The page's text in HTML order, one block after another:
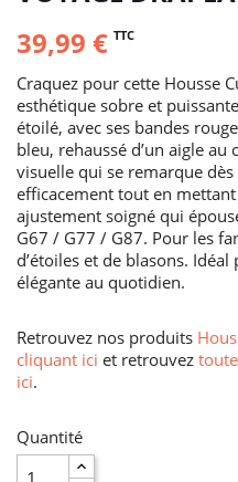
39,99 € TTC
Craquez pour cette Housse
esthétique sobre et
étoilé, avec ses bandes
bleu, rehaussé d’un aigle
visuelle qui se remarque
efficacement tout en
ajustement soigné qui
G67 / G77 / G87. Pour les
d’étoiles et de blasons.
élégante au quotidien.
Retrouvez nos produits
cliquant ici et retrouvez
ici.
Quantité